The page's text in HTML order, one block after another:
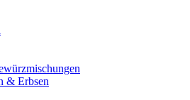
& Erbsen